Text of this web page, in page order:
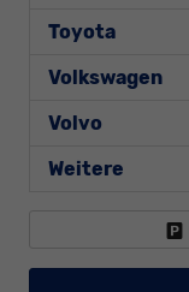
Toyota
Volkswagen
Volvo
Weitere